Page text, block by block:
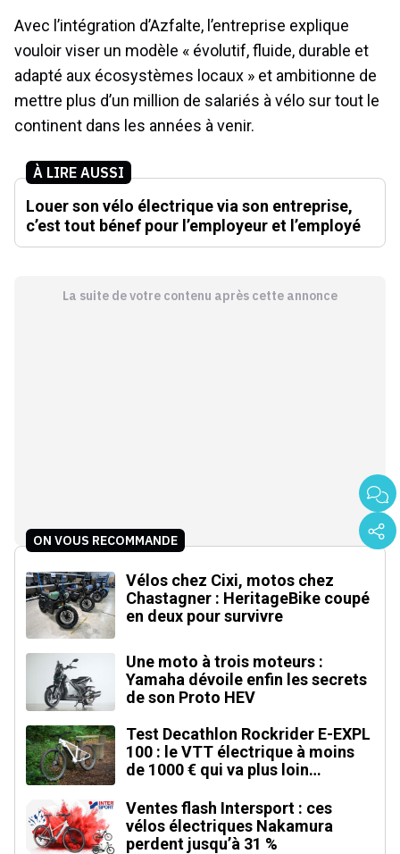
Avec l’intégration d’Azfalte, l’entreprise explique
vouloir viser un modèle « évolutif, fluide, durable et
adapté aux écosystèmes locaux » et ambitionne de
mettre plus d’un million de salariés à vélo sur tout le
continent dans les années à venir.
À LIRE AUSSI
Louer son vélo électrique via son entreprise,
c’est tout bénef pour l’employeur et l’employé
La suite de votre contenu après cette annonce
ON VOUS RECOMMANDE
Vélos chez Cixi, motos chez
Chastagner : HeritageBike coupé
en deux pour survivre
Une moto à trois moteurs :
Yamaha dévoile enfin les secrets
de son Proto HEV
Test Decathlon Rockrider E-EXPL
100 : le VTT électrique à moins
de 1000 € qui va plus loin
Ventes flash Intersport : ces
vélos électriques Nakamura
perdent jusqu’à 31 %